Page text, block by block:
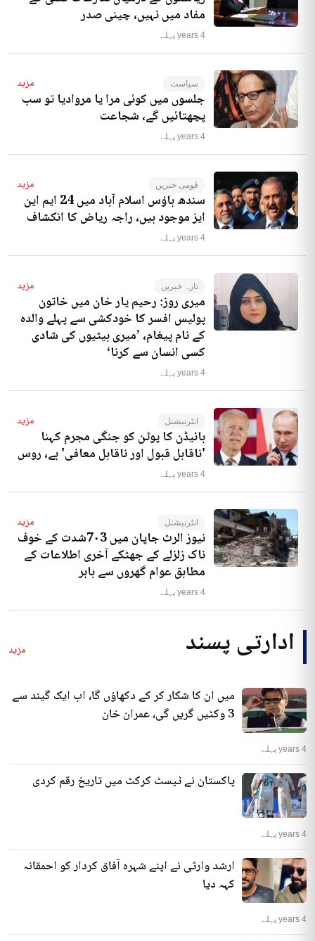
مفاد میں نہیں، چینی صدر
4 years پہلے
سیاست مزید
جلسوں میں کوئی مرا یا مروادیا تو سب
پچھتائیں گے، شجاعت
4 years پہلے
قومی خبریں مزید
سندھ ہاؤس اسلام آباد میں 24 ایم این
ایز موجود ہیں، راجہ ریاض کا انکشاف
4 years پہلے
تازہ خبریں مزید
میری روز: رحیم یار خان میں خاتون
پولیس افسر کا خودکشی سے پہلے والدہ
کے نام پیغام، ’میری بیٹیوں کی شادی
کسی انسان سے کرنا‘
4 years پہلے
انٹرنیشنل مزید
بائیڈن کا پوٹن کو جنگی مجرم کہنا
'ناقابل قبول اور ناقابل معافی' ہے، روس
4 years پہلے
انٹرنیشنل مزید
نیوز الرٹ جاپان میں 7۰3شدت کے خوف
ناک زلزلے کے جھٹکے آخری اطلاعات کے
مطابق عوام گھروں سے باہر
4 years پہلے
ادارتی پسند مزید
میں ان کا شکار کر کے دکھاؤں گا، اب ایک گیند سے
3 وکٹیں گریں گی، عمران خان
4 years پہلے
پاکستان نے ٹیسٹ کرکٹ میں تاریخ رقم کردی
4 years پہلے
ارشد وارثی نے اپنے شہرہ آفاق کردار کو احمقانہ
کہہ دیا
4 years پہلے